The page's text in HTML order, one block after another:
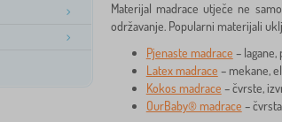
Materijal madrace utječe ne
održavanje. Popularni materijali
Pjenaste madrace –
Latex madrace – mekane,
Kokos madrace – čvrste,
OurBaby® madrace –